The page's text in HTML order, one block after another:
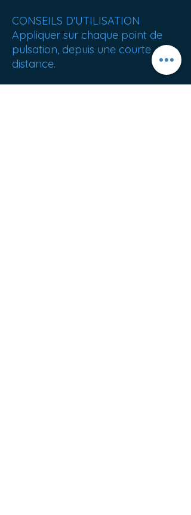
CONSEILS D'UTILISATION
Appliquer sur chaque point de
pulsation, depuis une courte
distance.